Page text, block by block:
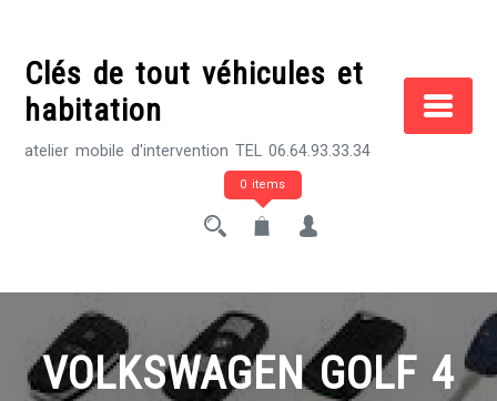
contentClés de tout véhicules et
habitation
atelier mobile d'intervention TEL 06.64.93.33.34
0 items
VOLKSWAGEN GOLF 4